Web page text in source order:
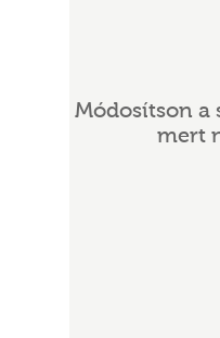
Módosítson a
mert